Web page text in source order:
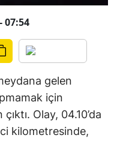
07:54
gelen
için
Olay, 04.10’da
kilometresinde,